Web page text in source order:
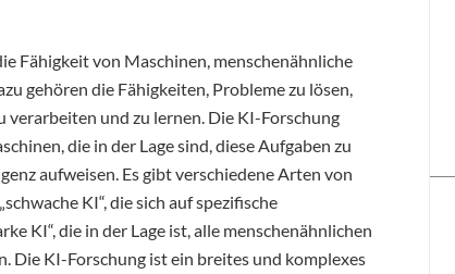
Fähigkeit von Maschinen, menschenähnliche
gehören die Fähigkeiten, Probleme zu lösen,
und zu lernen. Die KI-Forschung
die in der Lage sind, diese Aufgaben zu
aufweisen. Es gibt verschiedene Arten von
KI“, die sich auf spezifische
KI“, die in der Lage ist, alle menschenähnlichen
Die KI-Forschung ist ein breites und komplexes